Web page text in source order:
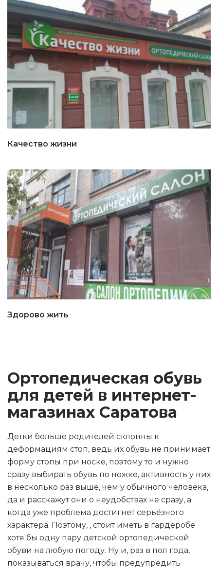
Качество жизни
Здорово жить
Ортопедическая обувь
для детей в интернет-
магазинах Саратова
Детки больше родителей склонны к
деформациям стоп, ведь их обувь не принимает
форму стопы при носке, поэтому то и нужно
сразу выбирать обувь по ножке, активность у них
в несколько раз выше, чем у обычного человека,
да и расскажут они о неудобствах не сразу, а
когда уже проблема достигнет серьёзного
характера. Поэтому, , стоит иметь в гардеробе
хотя бы одну пару детской ортопедической
обуви на любую погоду. Ну и, раз в пол года,
показываться врачу, чтобы предупредить